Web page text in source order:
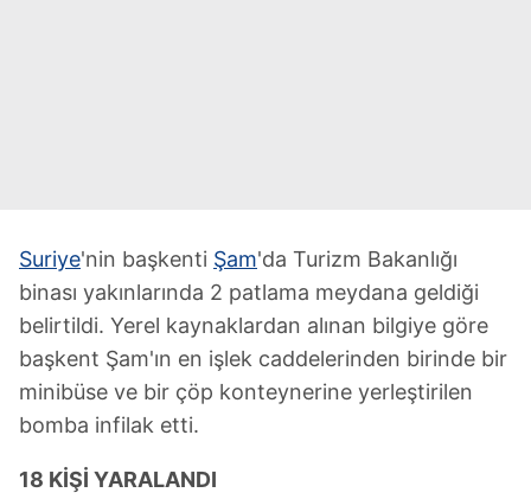
Suriye'nin başkenti Şam'da Turizm Bakanlığı
binası yakınlarında 2 patlama meydana geldiği
belirtildi. Yerel kaynaklardan alınan bilgiye göre
başkent Şam'ın en işlek caddelerinden birinde bir
minibüse ve bir çöp konteynerine yerleştirilen
bomba infilak etti.
18 KİŞİ YARALANDI